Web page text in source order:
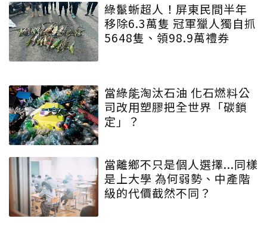
綠鬣蜥超人！屏東民間半年
移除6.3萬隻 冠軍獵人獨自抓
5648隻、領98.9萬禮券
當綠能淘汰石油 化石燃料公
司改用塑膠把全世界「碳鎖
定」？
當離鄉不只是個人選擇...同樣
是上大學 為何弱勢、中產階
級的代價截然不同？